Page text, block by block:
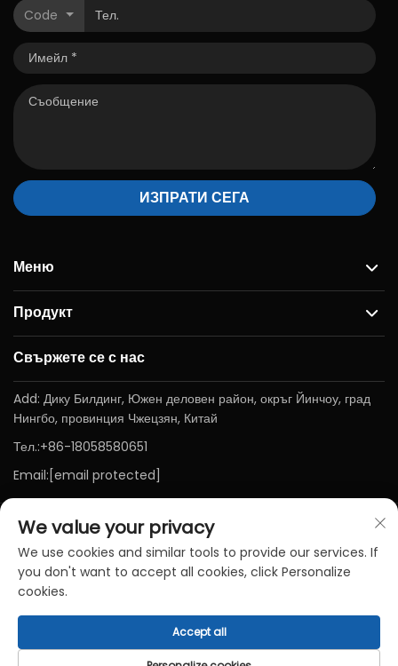
Code
ИЗПРАТИ СЕГА
Меню
Продукт
Свържете се с нас
Add: Дику Билдинг, Южен деловен район, окръг Йинчоу, град
Нингбо, провинция Чжецзян, Китай
Тел.:+86-18058580651
Email: [email protected]
Авторски права © Нингбо Баичен медицински апарати и
инструменти Кo., LTD. Всички права запазени-Политика за
We value your privacy
We use cookies and similar tools to provide our services. If
you don't want to accept all cookies, click Personalize
cookies.
Accept all